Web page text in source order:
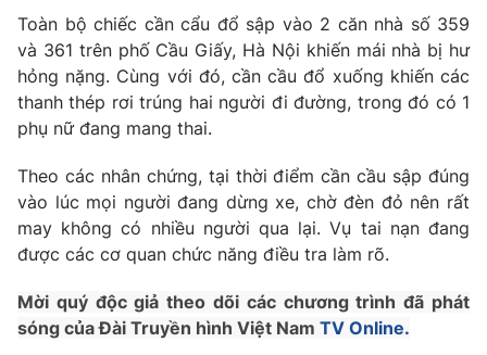
Góc doanh nghiệp
Truyền hình
Phim VTV
Hậu trường
Khán giả
Giải sao mai
Giải trí
Điện ảnh
Âm nhạc
Sao
Du lịch
Làm đẹp
Giáo dục
Tuyển sinh
Học trực tuyến
Hitech Công nghệ tương lai
Giao lưu trực tuyến
Toàn bộ chiếc cần cẩu đổ sập vào 2 căn nhà số 359
và 361 trên phố Cầu Giấy, Hà Nội khiến mái nhà bị hư
hỏng nặng. Cùng với đó, cần cầu đổ xuống khiến các
thanh thép rơi trúng hai người đi đường, trong đó có 1
phụ nữ đang mang thai.
Theo các nhân chứng, tại thời điểm cần cầu sập đúng
vào lúc mọi người đang dừng xe, chờ đèn đỏ nên rất
may không có nhiều người qua lại. Vụ tai nạn đang
được các cơ quan chức năng điều tra làm rõ.
Mời quý độc giả theo dõi các chương trình đã phát
sóng của Đài Truyền hình Việt Nam TV Online.